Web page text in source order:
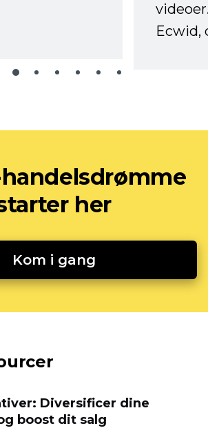
Ecwid,
her
Kom i gang
Diversificer dine
boost dit salg